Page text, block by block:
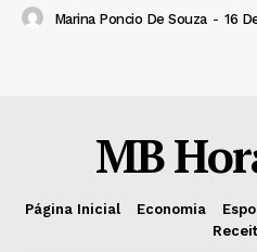
Marina Poncio De Souza - 16
MB
Página Inicial Economia